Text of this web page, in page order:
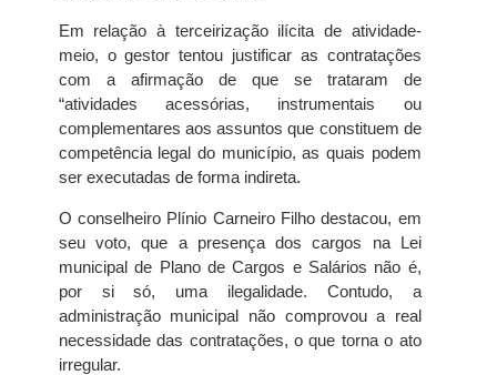
Em relação à terceirização ilícita de atividade-
meio, o gestor tentou justificar as contratações
com a afirmação de que se trataram de
“atividades acessórias, instrumentais ou
complementares aos assuntos que constituem de
competência legal do município, as quais podem
ser executadas de forma indireta.
O conselheiro Plínio Carneiro Filho destacou, em
seu voto, que a presença dos cargos na Lei
municipal de Plano de Cargos e Salários não é,
por si só, uma ilegalidade. Contudo, a
administração municipal não comprovou a real
necessidade das contratações, o que torna o ato
irregular.